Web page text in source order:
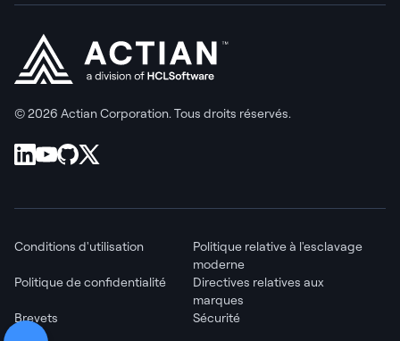
© 2026 Actian Corporation. Tous droits réservés.
Conditions d'utilisation
Politique relative à l'esclavage
moderne
Politique de confidentialité
Directives relatives aux
marques
Brevets
Sécurité